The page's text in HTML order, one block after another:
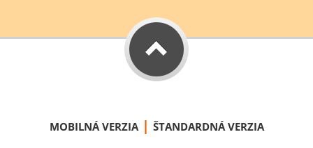
MOBILNÁ VERZIA | ŠTANDARDNÁ VERZIA